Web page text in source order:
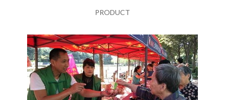
PRODUCT